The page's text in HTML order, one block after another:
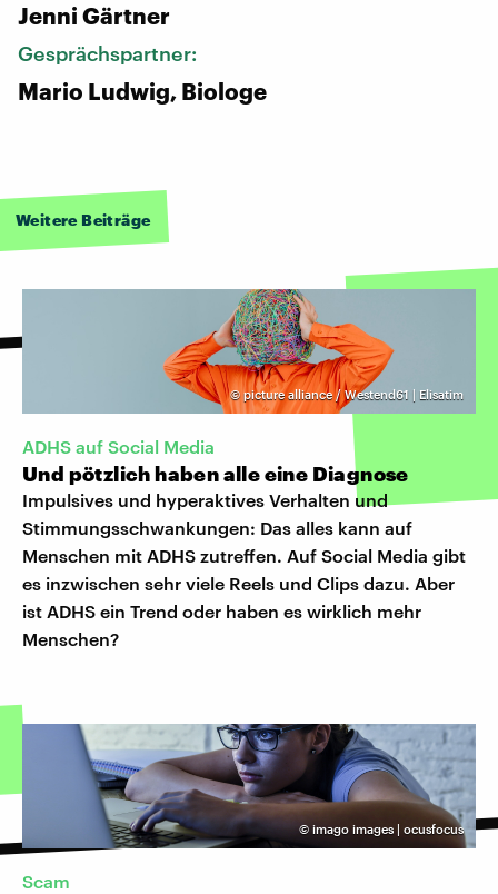
Jenni Gärtner
Gesprächspartner:
Mario Ludwig, Biologe
Weitere Beiträge
©picture alliance / Westend61 | Elisatim
ADHS auf Social Media
Und pötzlich haben alle eine Diagnose
Impulsives und hyperaktives Verhalten und
Stimmungsschwankungen: Das alles kann auf
Menschen mit ADHS zutreffen. Auf Social Media gibt
es inzwischen sehr viele Reels und Clips dazu. Aber
ist ADHS ein Trend oder haben es wirklich mehr
Menschen?
© imago images | ocusfocus
Scam